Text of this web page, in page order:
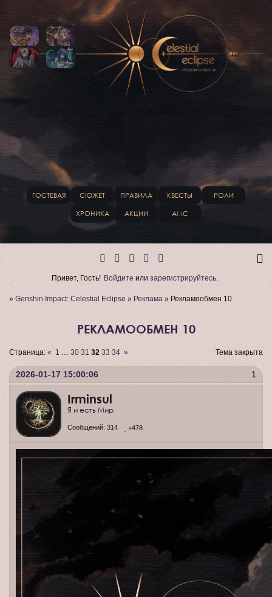
ГОСТЕВАЯ СЮЖЕТ ПРАВИЛА КВЕСТЫ РОЛИ
ХРОНИКА АКЦИИ АМС
Привет, Гость! Войдите или зарегистрируйтесь.
» Genshin Impact: Celestial Eclipse » Реклама » Рекламообмен 10
РЕКЛАМООБМЕН 10
Страница: « 1 … 30 31 32 33 34 » Тема закрыта
1
2026-01-17 15:00:06
Irminsul
Я и есть Мир
Сообщений: 314 +478